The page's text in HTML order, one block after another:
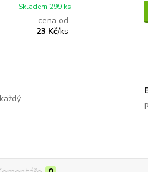
cena od
23 Kč/ks
Skladem 299 ks